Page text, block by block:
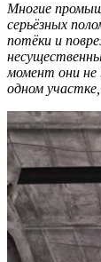
Многие
серьёзных
потёки и
момент они не
одном